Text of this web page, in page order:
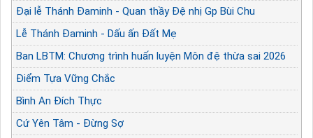
Đại lễ Thánh Đaminh - Quan thầy Đệ nhị Gp Bùi Chu
Lễ Thánh Đaminh - Dấu ấn Đất Mẹ
Ban LBTM: Chương trình huấn luyện Môn đệ thừa sai 2026
Điểm Tựa Vững Chắc
Bình An Đích Thực
Cứ Yên Tâm - Đừng Sợ